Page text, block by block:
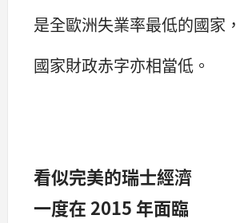
是全歐洲失業率最低的國家，
國家財政赤字亦相當低。
看似完美的瑞士經濟
一度在 2015 年面臨